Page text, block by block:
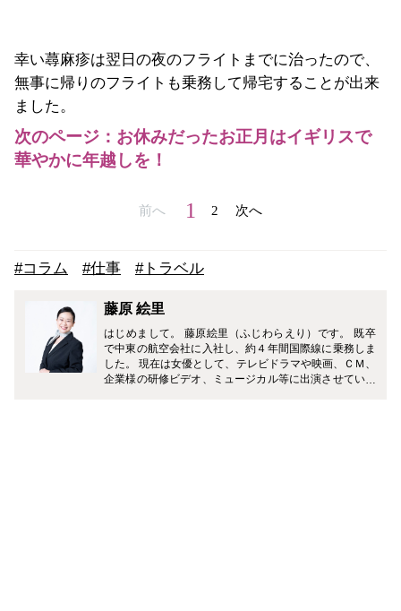
幸い蕁麻疹は翌日の夜のフライトまでに治ったので、
無事に帰りのフライトも乗務して帰宅することが出来
ました。
次のページ：お休みだったお正月はイギリスで
華やかに年越しを！
前へ 1 2 次へ
#コラム #仕事 #トラベル
藤原 絵里
はじめまして。 藤原絵里（ふじわらえり）です。 既卒
で中東の航空会社に入社し、約４年間国際線に乗務しま
した。 現在は女優として、テレビドラマや映画、ＣＭ、
企業様の研修ビデオ、ミュージカル等に出演させていた